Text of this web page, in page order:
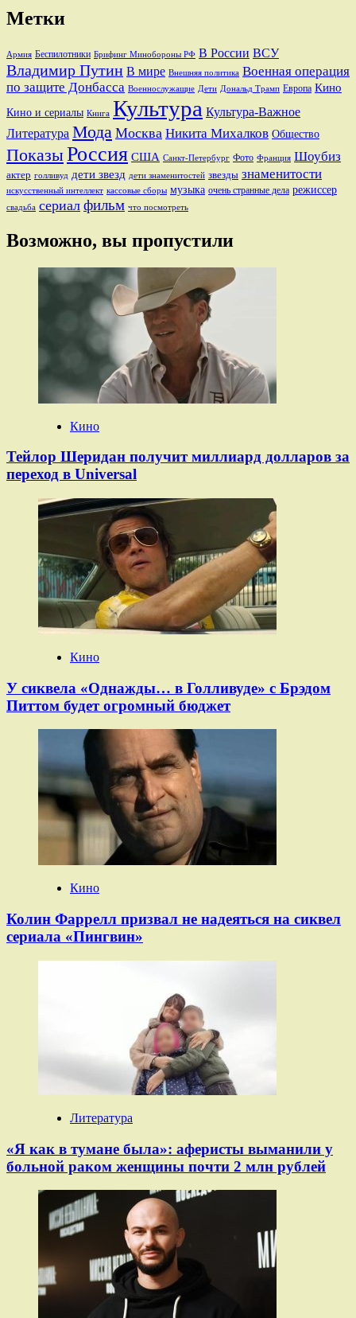
Метки
Армия Беспилотники Брифинг Минобороны РФ В России ВСУ
Владимир Путин В мире Внешняя политика Военная операция
по защите Донбасса Военнослужащие Дети Дональд Трамп Европа Кино
Кино и сериалы Книга Культура Культура-Важное
Литература Мода Москва Никита Михалков Общество
ПоказыРоссия США Санкт-Петербург Фото Франция Шоубиз
актер голливуд дети звезд дети знаменитостей звезды знаменитости
искусственный интеллект кассовые сборы музыка очень странные дела режиссер
свадьба сериал фильм что посмотреть
Возможно, вы пропустили
Кино
Тейлор Шеридан получит миллиард долларов за
переход в Universal
Кино
У сиквела «Однажды… в Голливуде» с Брэдом
Питтом будет огромный бюджет
Кино
Колин Фаррелл призвал не надеяться на сиквел
сериала «Пингвин»
Литература
«Я как в тумане была»: аферисты выманили у
больной раком женщины почти 2 млн рублей